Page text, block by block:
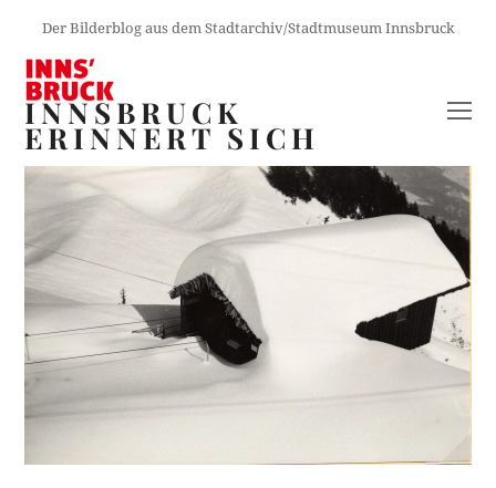
Der Bilderblog aus dem Stadtarchiv/Stadtmuseum Innsbruck
INNSBRUCK
ERINNERT SICH